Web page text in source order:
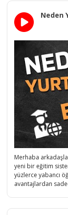
Neden
Merhaba
yeni bir eğitim
yüzlerce yabancı
avantajlardan